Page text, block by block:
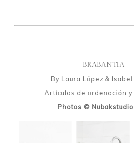
BRABANTIA
By Laura López & Isabel
Artículos de ordenación y
Photos ©